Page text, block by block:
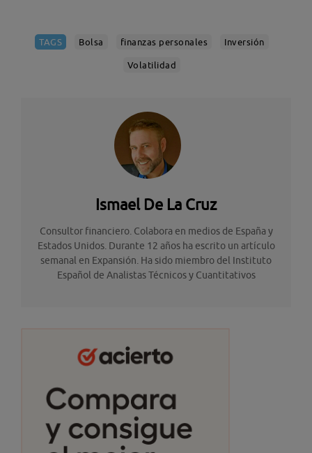
TAGS Bolsa finanzas personales Inversión
Volatilidad
Ismael De La Cruz
Consultor financiero. Colabora en medios de España y
Estados Unidos. Durante 12 años ha escrito un artículo
semanal en Expansión. Ha sido miembro del Instituto
Español de Analistas Técnicos y Cuantitativos